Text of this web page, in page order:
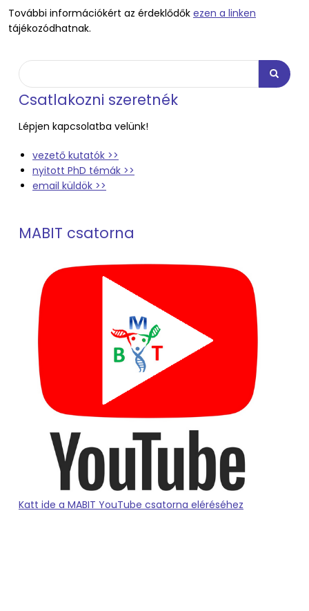
További információkért az érdeklődők ezen a linken
tájékozódhatnak.
Keresés
Keresés
Csatlakozni szeretnék
Lépjen kapcsolatba velünk!
vezető kutatók >>
nyitott PhD témák >>
email küldök >>
MABIT csatorna
Katt ide a MABIT YouTube csatorna eléréséhez